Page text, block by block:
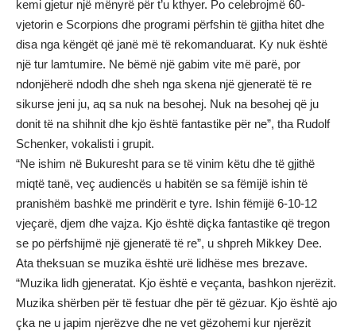
kemi gjetur një mënyrë për t’u kthyer. Po celebrojmë 60-
vjetorin e Scorpions dhe programi përfshin të gjitha hitet dhe
disa nga këngët që janë më të rekomanduarat. Ky nuk është
një tur lamtumire. Ne bëmë një gabim vite më parë, por
ndonjëherë ndodh dhe sheh nga skena një gjeneratë të re
sikurse jeni ju, aq sa nuk na besohej. Nuk na besohej që ju
donit të na shihnit dhe kjo është fantastike për ne”, tha Rudolf
Schenker, vokalisti i grupit.
“Ne ishim në Bukuresht para se të vinim këtu dhe të gjithë
miqtë tanë, veç audiencës u habitën se sa fëmijë ishin të
pranishëm bashkë me prindërit e tyre. Ishin fëmijë 6-10-12
vjeçarë, djem dhe vajza. Kjo është diçka fantastike që tregon
se po përfshijmë një gjeneratë të re”, u shpreh Mikkey Dee.
Ata theksuan se muzika është urë lidhëse mes brezave.
“Muzika lidh gjeneratat. Kjo është e veçanta, bashkon njerëzit.
Muzika shërben për të festuar dhe për të gëzuar. Kjo është ajo
çka ne u japim njerëzve dhe ne vet gëzohemi kur njerëzit